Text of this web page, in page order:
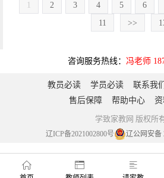
2 3 4 5 6
11
>>
咨询服务热线： 冯老师
教员必读 学员必读 联系我们
售后保障
帮助中心
学致家教网 版权所
辽ICP备2021002800号 辽公网安备